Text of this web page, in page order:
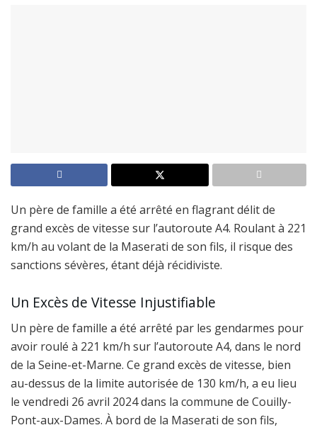
Un père de famille a été arrêté en flagrant délit de
grand excès de vitesse sur l’autoroute A4. Roulant à 221
km/h au volant de la Maserati de son fils, il risque des
sanctions sévères, étant déjà récidiviste.
Un Excès de Vitesse Injustifiable
Un père de famille a été arrêté par les gendarmes pour
avoir roulé à 221 km/h sur l’autoroute A4, dans le nord
de la Seine-et-Marne. Ce grand excès de vitesse, bien
au-dessus de la limite autorisée de 130 km/h, a eu lieu
le vendredi 26 avril 2024 dans la commune de Couilly-
Pont-aux-Dames. À bord de la Maserati de son fils,